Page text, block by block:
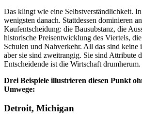
Das klingt wie eine Selbstverständlichkeit.
wenigsten danach. Stattdessen dominieren
Kaufentscheidung: die Bausubstanz, die
historische Preisentwicklung des Viertels,
Schulen und Nahverkehr. All das sind keine
aber sie sind zweitrangig. Sie sind Attribute
Entscheidende ist die Wirtschaft drumherum.
Drei Beispiele illustrieren diesen Punkt
Umwege:
Detroit, Michigan